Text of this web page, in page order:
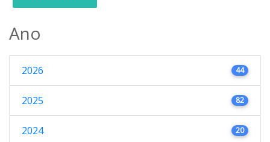
Ano
2026 44
2025 82
2024 20